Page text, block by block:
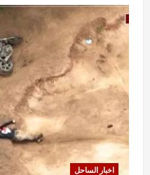
اخبار الساحل